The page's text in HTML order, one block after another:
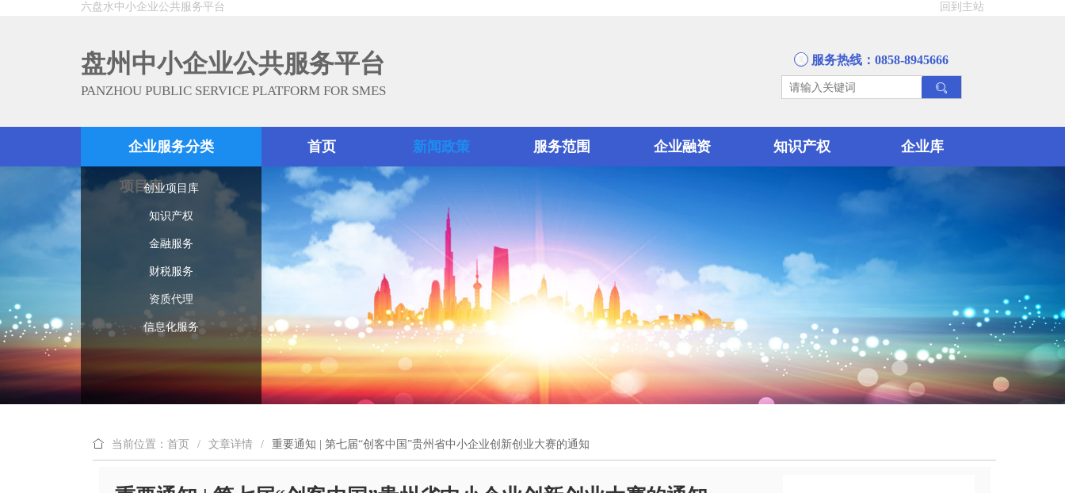
回到主站
六盘水中小企业公共服务平台
盘州中小企业公共服务平台
PANZHOU PUBLIC SERVICE PLATFORM FOR SMES
服务热线：0858-8945666
企业服务分类
创业项目库
知识产权
金融服务
财税服务
资质代理
信息化服务
首页 新闻政策 服务范围 企业融资 知识产权 企业库
项目库
当前位置：首页 / 文章详情 / 重要通知 | 第七届“创客中国”贵州省中小企业创新创业大赛的通知